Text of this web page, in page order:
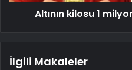
Altının kilosu 1
İlgili Makaleler